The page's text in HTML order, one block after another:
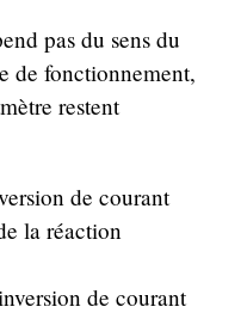
pas du sens du
de fonctionnement,
restent
de courant
la réaction
de courant